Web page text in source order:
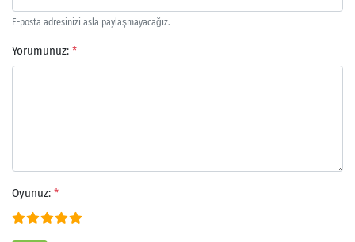
E-posta adresinizi asla paylaşmayacağız.
Yorumunuz: *
Oyunuz: *